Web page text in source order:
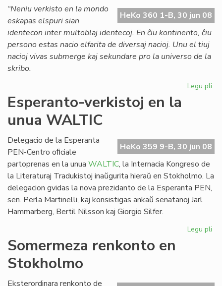
HeKo 360 1-B, 30 jun 08
“Neniu verkisto en la mondo
eskapas elspuri sian
identecon inter multoblaj identecoj. En ĉiu kontinento, ĉiu
persono estas nacio elfarita de diversaj nacioj. Unu el tiuj
nacioj vivas submerge kaj sekundare pro la universo de la
skribo.
Legu pli
Esperanto-verkistoj en la
unua WALTIC
HeKo 359 9-B, 30 jun 08
Delegacio de la Esperanta
PEN-Centro oﬁciale
partoprenas en la unua WALTIC, la Internacia Kongreso de
la Literaturaj Tradukistoj inaŭgurita hieraŭ en Stokholmo. La
delegacion gvidas la nova prezidanto de la Esperanta PEN,
sen. Perla Martinelli, kaj konsistigas ankaŭ senatanoj Jarl
Hammarberg, Bertil Nilsson kaj Giorgio Silfer.
Legu pli
Somermeza renkonto en
Stokholmo
Eksterordinara renkonto de